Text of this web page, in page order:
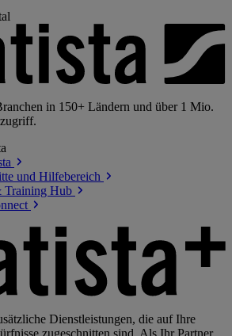
in 150+ Ländern und über 1 Mio.
und Hilfebereich
Training Hub
Dienstleistungen, die auf Ihre
zugeschnitten sind. Als Ihr Partner